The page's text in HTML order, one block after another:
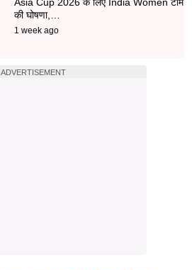
Asia Cup 2026 के लिए India Women टीम
की घोषणा,…
1 week ago
ADVERTISEMENT